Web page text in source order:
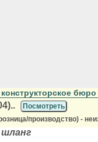
бюро
Посмотреть
производство) -